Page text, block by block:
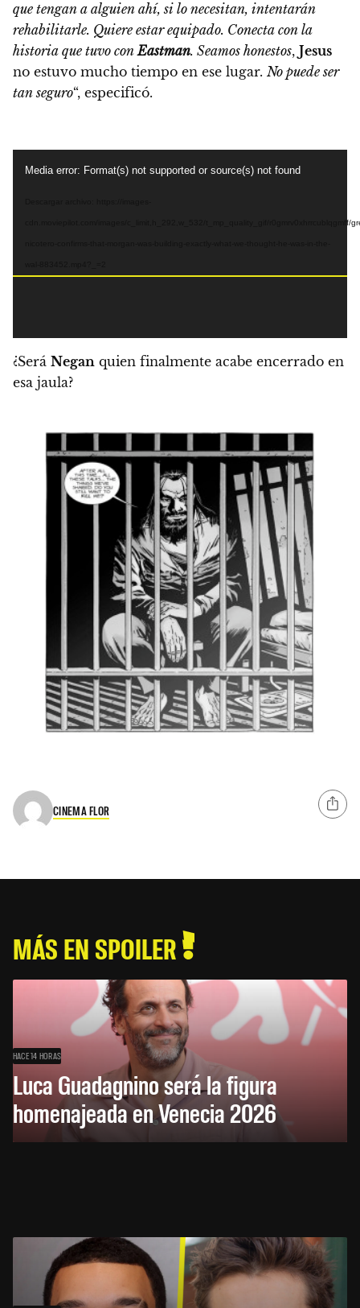
que tengan a alguien ahí, si lo necesitan, intentarán
rehabilitarle. Quiere estar equipado. Conecta con la
historia que tuvo conEastman. Seamos honestos, Jesus
no estuvo mucho tiempo en ese lugar. No puede ser
tan seguro“, especificó.
Media error: Format(s) not supported or source(s) not found
cdn.moviepilot.com/images/c_limit,h_292,w_532/t_mp_quality_gif/r0gmrv0xhrrcublqgmff/
¿Será Negan quien finalmente acabe encerrado en
esa jaula?
CINEMA FLOR
MÁS EN SPOILER
HACE 14 HORAS
Luca Guadagnino será la figura
homenajeada en Venecia 2026